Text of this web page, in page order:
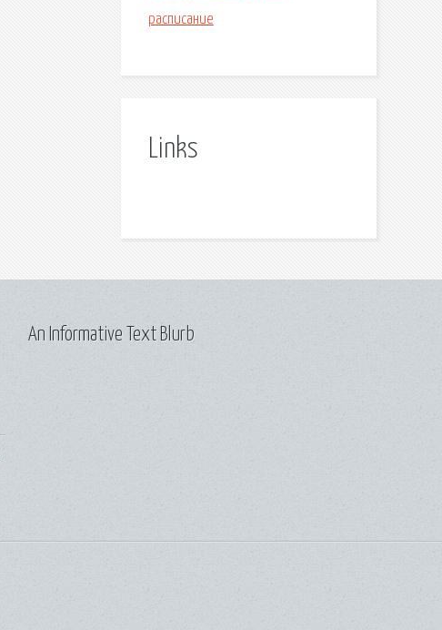
расписание
Links
An Informative Text Blurb